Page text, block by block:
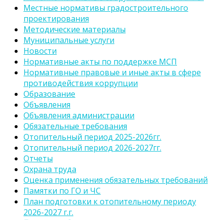
Местные нормативы градостроительного
проектирования
Методические материалы
Муниципальные услуги
Новости
Нормативные акты по поддержке МСП
Нормативные правовые и иные акты в сфере
противодействия коррупции
Образование
Объявления
Объявления администрации
Обязательные требования
Отопительный период 2025-2026гг.
Отопительный период 2026-2027гг.
Отчеты
Охрана труда
Оценка применения обязательных требований
Памятки по ГО и ЧС
План подготовки к отопительному периоду
2026-2027 г.г.